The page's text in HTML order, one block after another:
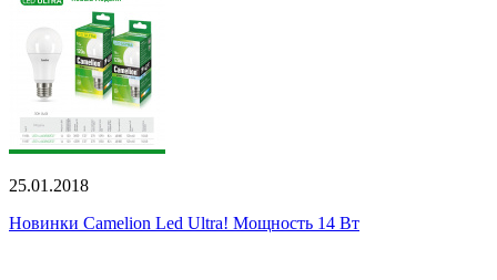
25.01.2018
Новинки Camelion Led Ultra! Мощность 14 Вт